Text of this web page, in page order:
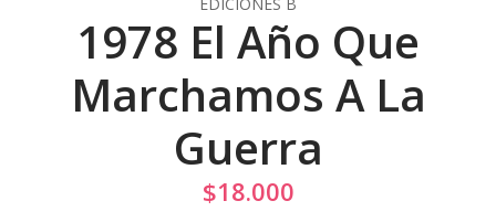
1978 El Año Que
Marchamos A La
Guerra
$18.000